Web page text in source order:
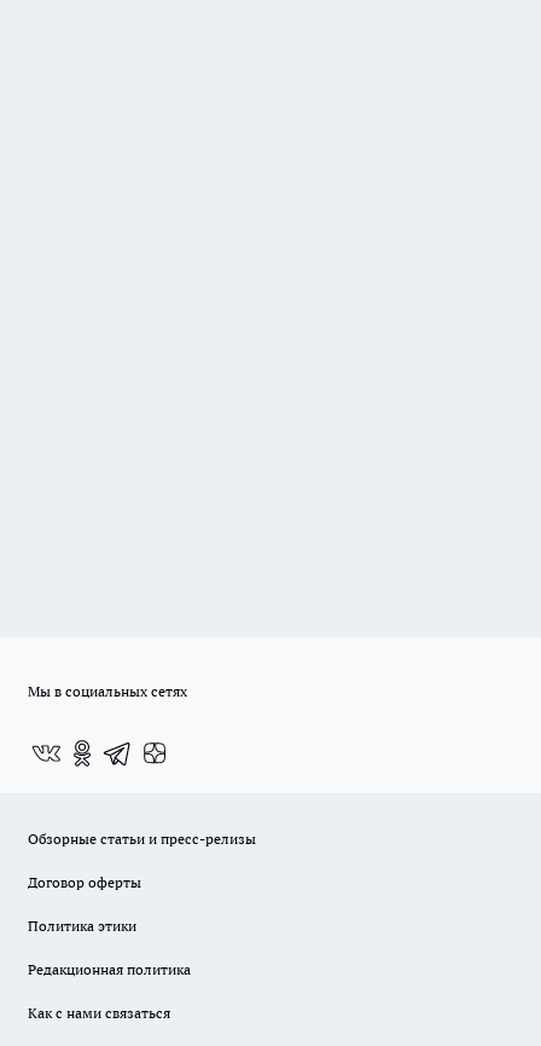
Мы в социальных сетях
Обзорные статьи и пресс-релизы
Договор оферты
Политика этики
Редакционная политика
Как с нами связаться